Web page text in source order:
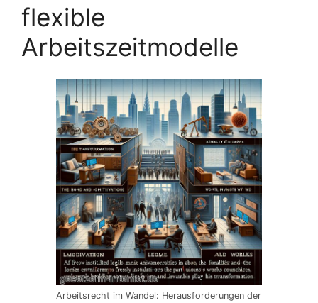
flexible
Arbeitszeitmodelle
Arbeitsrecht im Wandel: Herausforderungen der